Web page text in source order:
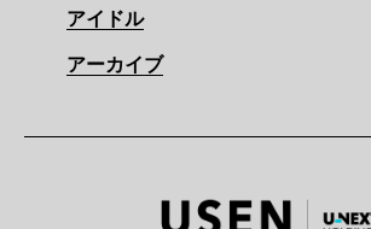
アイドル
アーカイブ